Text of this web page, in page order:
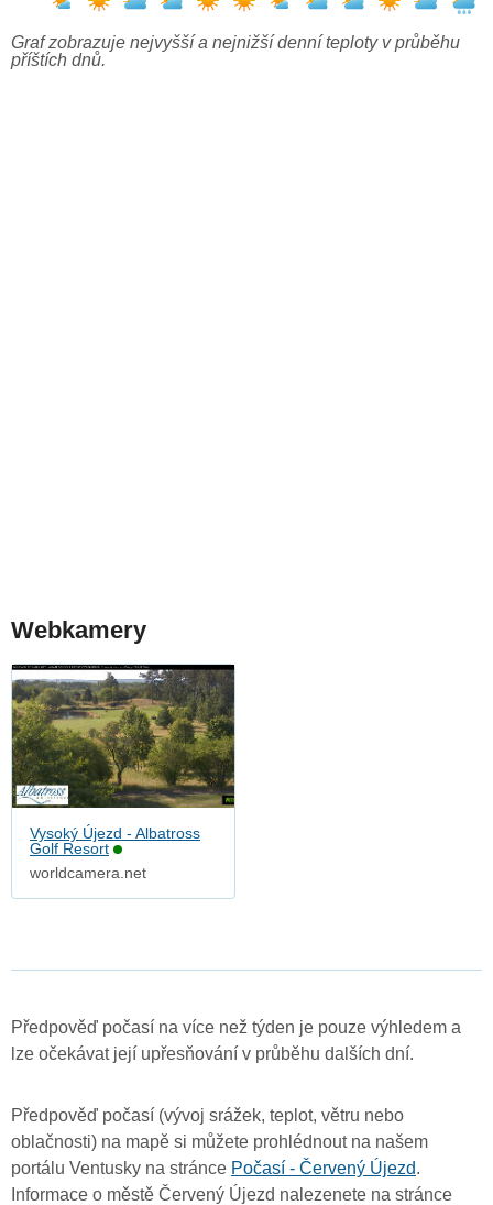
Graf zobrazuje nejvyšší a nejnižší denní teploty v průběhu
příštích dnů.
Webkamery
Vysoký Újezd - Albatross
Golf Resort
worldcamera.net
Předpověď počasí na více než týden je pouze výhledem a
lze očekávat její upřesňování v průběhu dalších dní.
Předpověď počasí (vývoj srážek, teplot, větru nebo
oblačnosti) na mapě si můžete prohlédnout na našem
portálu Ventusky na stránce Počasí - Červený Újezd.
Informace o městě Červený Újezd nalezenete na stránce